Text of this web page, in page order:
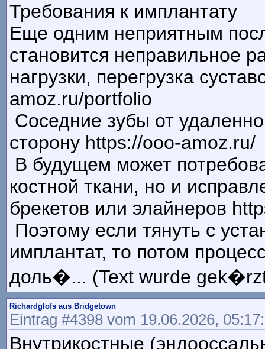
Требования к имплантату
Еще одним неприятным
становится неправильное
нагрузки, перегрузка
amoz.ru/portfolio
Соседние зубы от
сторону https://ooo-amoz.ru/
В будущем может
костной ткани, но и
брекетов или элайнеров
Поэтому если тянуть с
имплантат, то потом
доль�... (Text wurde
Richardglofs aus Bridgetown
Eintrag #4398 vom 19.06.2026,
Внутрикостные